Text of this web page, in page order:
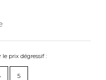
prix dégressif :
5